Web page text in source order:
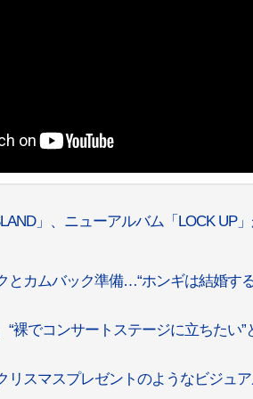
」、ニューアルバム「LOCK UP
とカムバック準備…“ホンギは結婚す
“裸でコンサートステージに立ちたい
リスマスプレゼントのようなビジュ